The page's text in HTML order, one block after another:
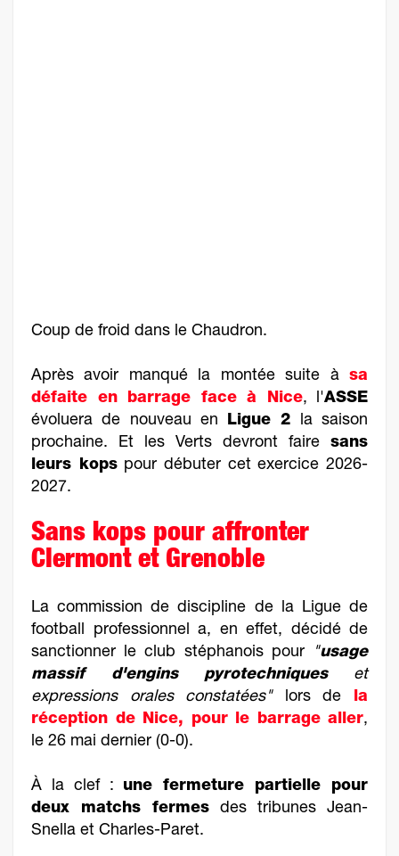
Coup de froid dans le Chaudron.
Après avoir manqué la montée suite à sa
défaite en barrage face à Nice, l'ASSE
évoluera de nouveau en Ligue 2 la saison
prochaine. Et les Verts devront faire sans
leurs kopspour débuter cet exercice 2026-
2027.
Sans kops pour affronter
Clermont et Grenoble
La commission de discipline de la Ligue de
football professionnel a, en effet, décidé de
sanctionner le club stéphanois pour
"usage
massif d'engins pyrotechniqueset
expressions orales constatées" lors de la
réception de Nice, pour le barrage aller,
le 26 mai dernier (0-0).
À la clef : une fermeture partielle pour
deux matchs fermes des tribunes Jean-
Snella et Charles-Paret.